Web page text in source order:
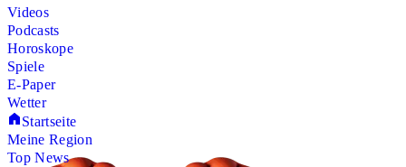
Videos
Podcasts
Horoskope
Spiele
E-Paper
Wetter
Startseite
Meine Region
Top News